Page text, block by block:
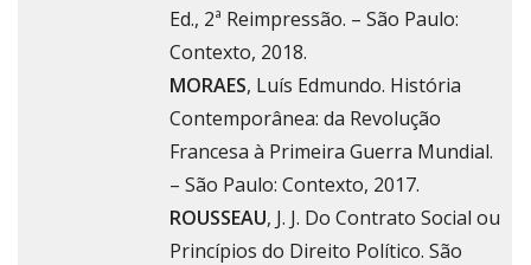
Ed., 2ª Reimpressão. – São Paulo:
Contexto, 2018.
MORAES, Luís Edmundo. História
Contemporânea: da Revolução
Francesa à Primeira Guerra Mundial.
– São Paulo: Contexto, 2017.
ROUSSEAU, J. J. Do Contrato Social ou
Princípios do Direito Político. São